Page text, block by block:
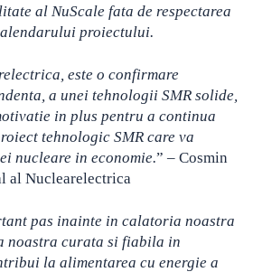
al NuScale fata de respectarea
proiectului.
este o confirmare
a unei tehnologii SMR solide,
in plus pentru a continua
tehnologic SMR care va
nucleare in economie.” – Cosmin
al Nuclearelectrica
pas inainte in calatoria noastra
noastra curata si fiabila in
la alimentarea cu energie a